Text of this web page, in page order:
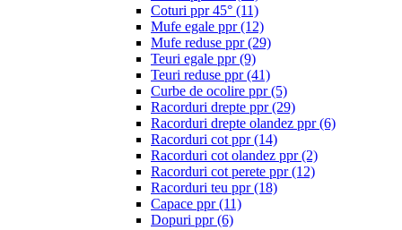
Coturi ppr 45° (11)
Mufe egale ppr(12)
Mufe reduse ppr(29)
Teuri egale ppr(9)
Teuri reduse ppr(41)
Curbe de ocolire ppr(5)
Racorduri drepte ppr(29)
Racorduri drepte olandez ppr(6)
Racorduri cot ppr(14)
Racorduri cot olandez ppr(2)
Racorduri cot perete ppr(12)
Racorduri teu ppr(18)
Capace ppr(11)
Dopuri ppr(6)